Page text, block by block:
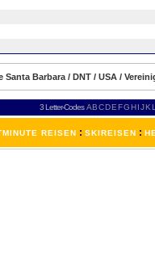
Santa Barbara / DNT / USA /
3 Letter-Codes ABCDEFGH IJKL
REISEN : SKIREISEN :